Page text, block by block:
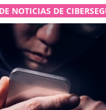
NOTICIAS DE